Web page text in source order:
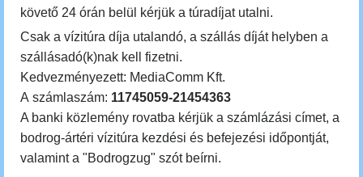
követő 24 órán belül kérjük a túradíjat utalni.
Csak a vízitúra díja utalandó, a szállás díját helyben a
szállásadó(k)nak kell fizetni.
Kedvezményezett: MediaComm Kft.
A számlaszám: 11745059-21454363
A banki közlemény rovatba kérjük a számlázási címet, a
bodrog-ártéri vízitúra kezdési és befejezési időpontját,
valamint a "Bodrogzug" szót beírni.